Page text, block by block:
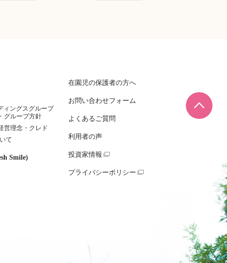
ページ
ィングスグループ
グループ方針
営理念・クレド
て
Smile)
在園児の保護者の方へ
お問い合わせフォーム
よくあるご質問
利用者の声
投資家情報
プライバシーポリシー